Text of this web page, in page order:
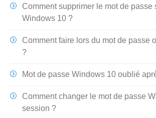
Comment supprimer le mot de passe
Windows 10 ?
Comment faire lors du mot de passe
?
Mot de passe Windows 10 oublié
Comment changer le mot de passe
session ?